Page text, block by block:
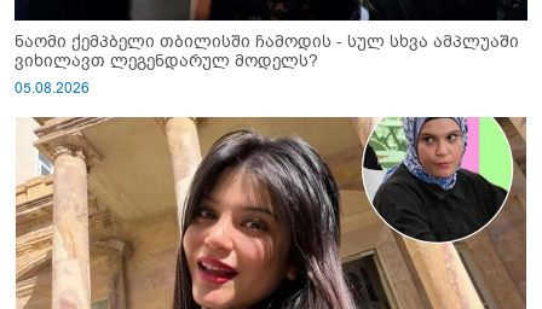
ნაომი ქემპბელი თბილისში ჩამოდის - სულ სხვა ამპლუაში
ვიხილავთ ლეგენდარულ მოდელს?
05.08.2026